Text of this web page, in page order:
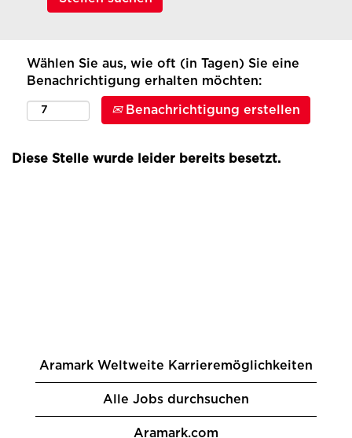
Wählen Sie aus, wie oft (in Tagen) Sie eine
Benachrichtigung erhalten möchten:
Benachrichtigung erstellen
Diese Stelle wurde leider bereits besetzt.
Aramark Weltweite Karrieremöglichkeiten
Alle Jobs durchsuchen
Aramark.com